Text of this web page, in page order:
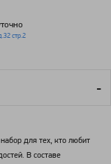
стр.2
для тех, кто любит
В составе